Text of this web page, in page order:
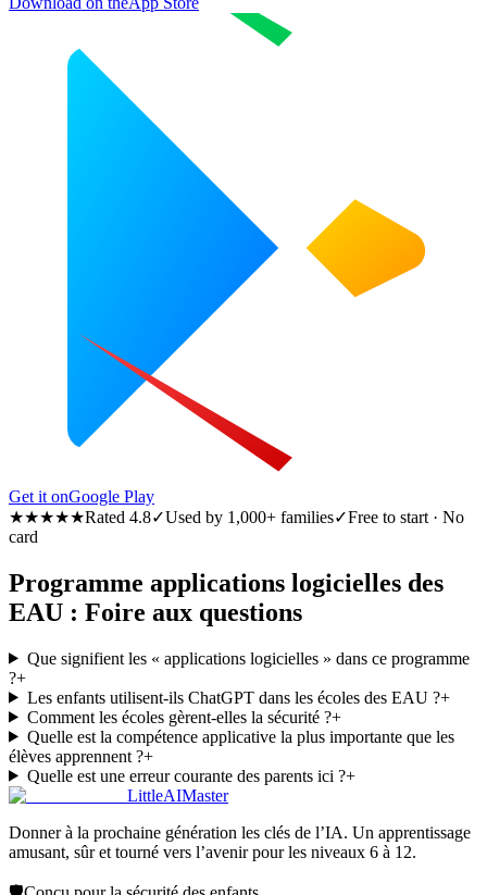
Get it onGoogle Play
★★★★★Rated 4.8✓Used by 1,000+ families✓Free to start · No
card
Programme applications logicielles des
EAU : Foire aux questions
Que signifient les « applications logicielles » dans ce programme
?+
Les enfants utilisent-ils ChatGPT dans les écoles des EAU ?+
Comment les écoles gèrent-elles la sécurité ?+
Quelle est la compétence applicative la plus importante que les
élèves apprennent ?+
Quelle est une erreur courante des parents ici ?+
LittleAIMaster
Donner à la prochaine génération les clés de l’IA. Un apprentissage
amusant, sûr et tourné vers l’avenir pour les niveaux 6 à 12.